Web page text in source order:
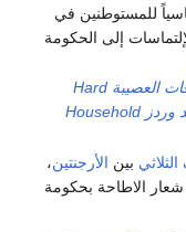
للمستوطنين في
إلى الحكومة
الأوقات العصيبة Hard
هاوس‌هولد وردز Household
بين الأرجنتين،
الاطاحة بحكومة